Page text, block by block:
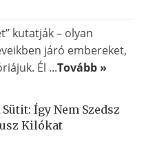
kutatják – olyan
járó embereket,
Él ...Tovább »
Így Nem Szedsz
Kilókat